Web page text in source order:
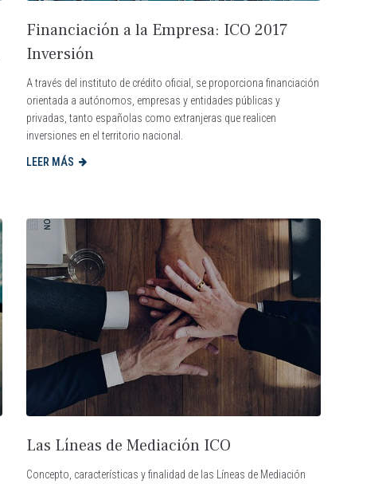
Financiación a la Empresa: ICO 2017
Inversión
A través del instituto de crédito oficial, se proporciona financiación
orientada a autónomos, empresas y entidades públicas y
privadas, tanto españolas como extranjeras que realicen
inversiones en el territorio nacional.
LEER MÁS
Las Líneas de Mediación ICO
Concepto, características y finalidad de las Líneas de Mediación